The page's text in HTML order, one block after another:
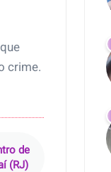
crime.
de
(RJ)